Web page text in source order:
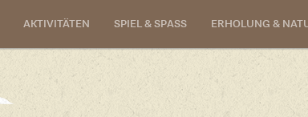
AKTIVITÄTEN SPIEL & SPASS ERHOLUNG &